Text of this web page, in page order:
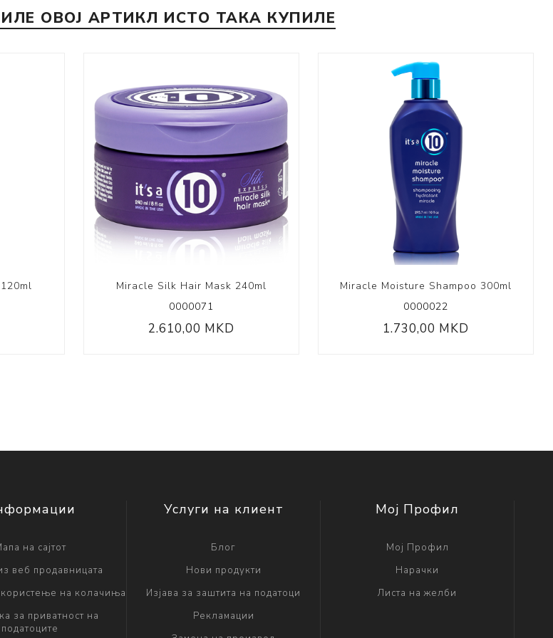
ОВОЈ АРТИКЛ ИСТО ТАКА КУПИЛЕ
Miracle Silk Hair Mask 240ml
0000071
2.610,00 MKD
Miracle Moisture Shampoo 300ml
0000022
1.730,00 MKD
на сајтот
веб продавницата
на колачиња
за приватност на
податоците
Услуги на клиент
Блог
Нови продукти
Изјава за заштита на податоци
Рекламации
Мој Профил
Мој Профил
Нарачки
Листа на желби